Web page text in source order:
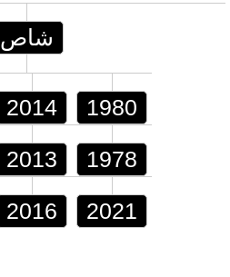
شاص
2014 1980
2013 1978
2016 2021